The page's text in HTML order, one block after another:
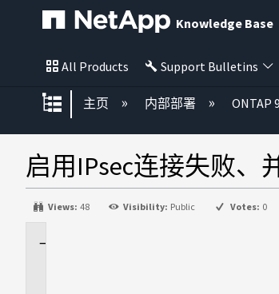
Knowledge Base
All Products Support Bulletins
扩展/隐缩全局层次
主页 内部部署 ONTAP 9
启用IPsec连接失败、
Views: 48 Visibility: Public Votes: 0